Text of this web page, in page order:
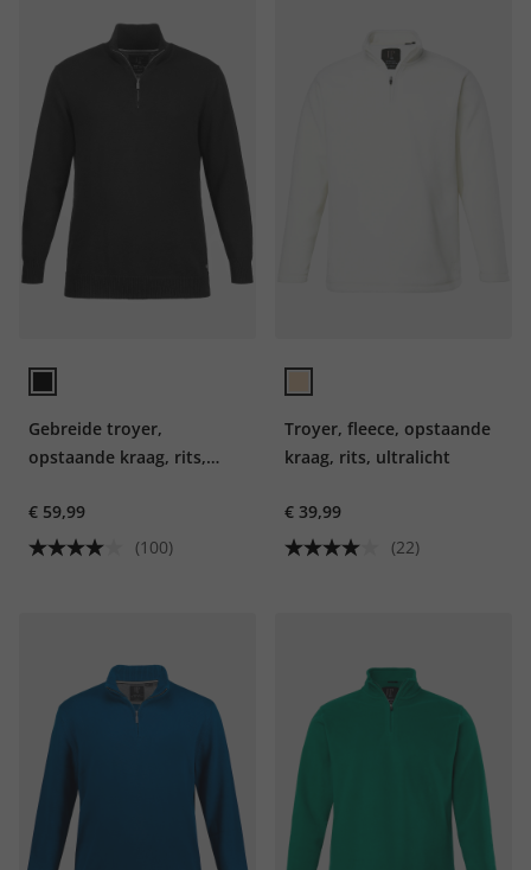
Gebreide troyer,
opstaande kraag, rits,
€ 59,99
(100)
Troyer, fleece, opstaande
kraag, rits, ultralicht
€ 39,99
(22)